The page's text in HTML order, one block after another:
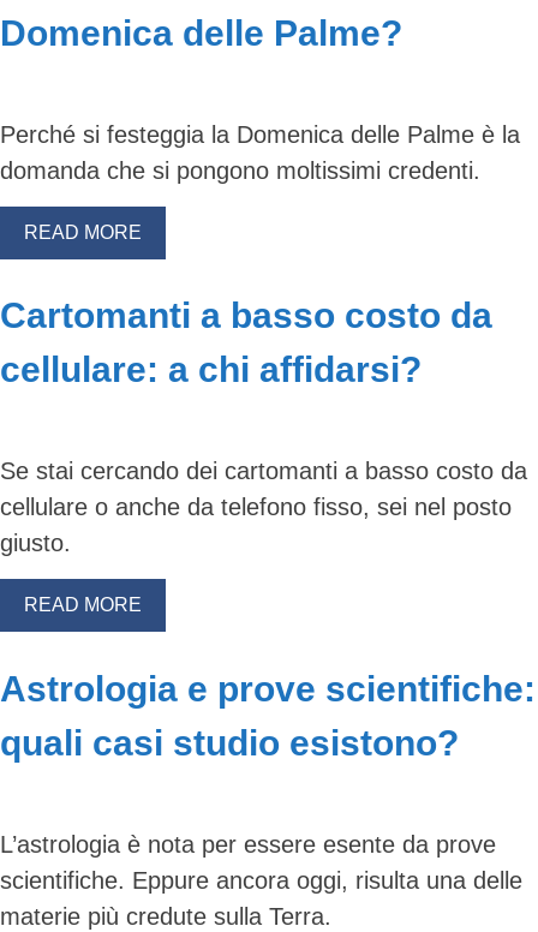
Domenica delle Palme?
Perché si festeggia la Domenica delle Palme è la
domanda che si pongono moltissimi credenti.
READ MORE
Cartomanti a basso costo da
cellulare: a chi affidarsi?
Se stai cercando dei cartomanti a basso costo da
cellulare o anche da telefono fisso, sei nel posto
giusto.
READ MORE
Astrologia e prove scientifiche:
quali casi studio esistono?
L’astrologia è nota per essere esente da prove
scientifiche. Eppure ancora oggi, risulta una delle
materie più credute sulla Terra.